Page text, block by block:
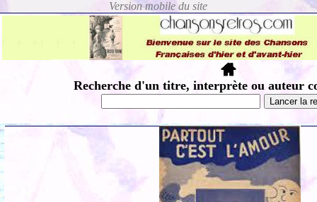
Recherche d'un titre, interprète ou auteur